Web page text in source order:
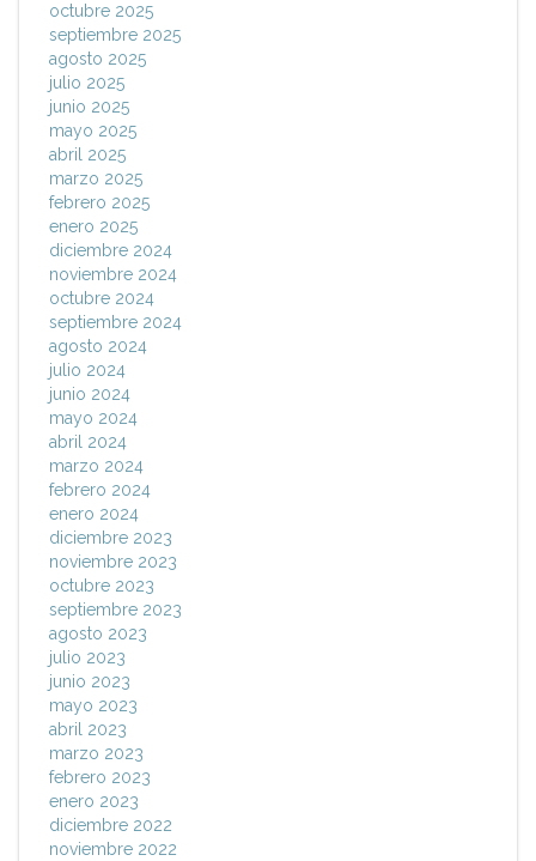
octubre 2025
septiembre 2025
agosto 2025
julio 2025
junio 2025
mayo 2025
abril 2025
marzo 2025
febrero 2025
enero 2025
diciembre 2024
noviembre 2024
octubre 2024
septiembre 2024
agosto 2024
julio 2024
junio 2024
mayo 2024
abril 2024
marzo 2024
febrero 2024
enero 2024
diciembre 2023
noviembre 2023
octubre 2023
septiembre 2023
agosto 2023
julio 2023
junio 2023
mayo 2023
abril 2023
marzo 2023
febrero 2023
enero 2023
diciembre 2022
noviembre 2022